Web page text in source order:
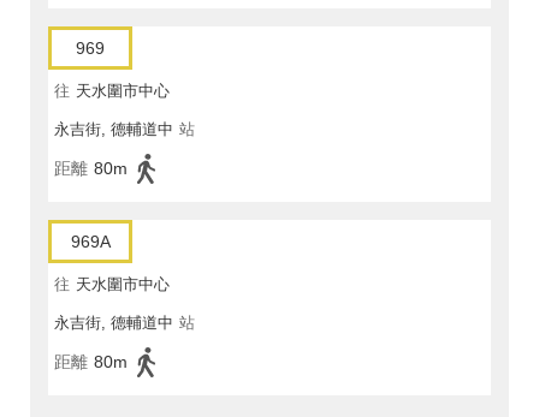
969
往 天水圍市中心
永吉街, 德輔道中 站
距離 80m
969A
往 天水圍市中心
永吉街, 德輔道中 站
距離 80m